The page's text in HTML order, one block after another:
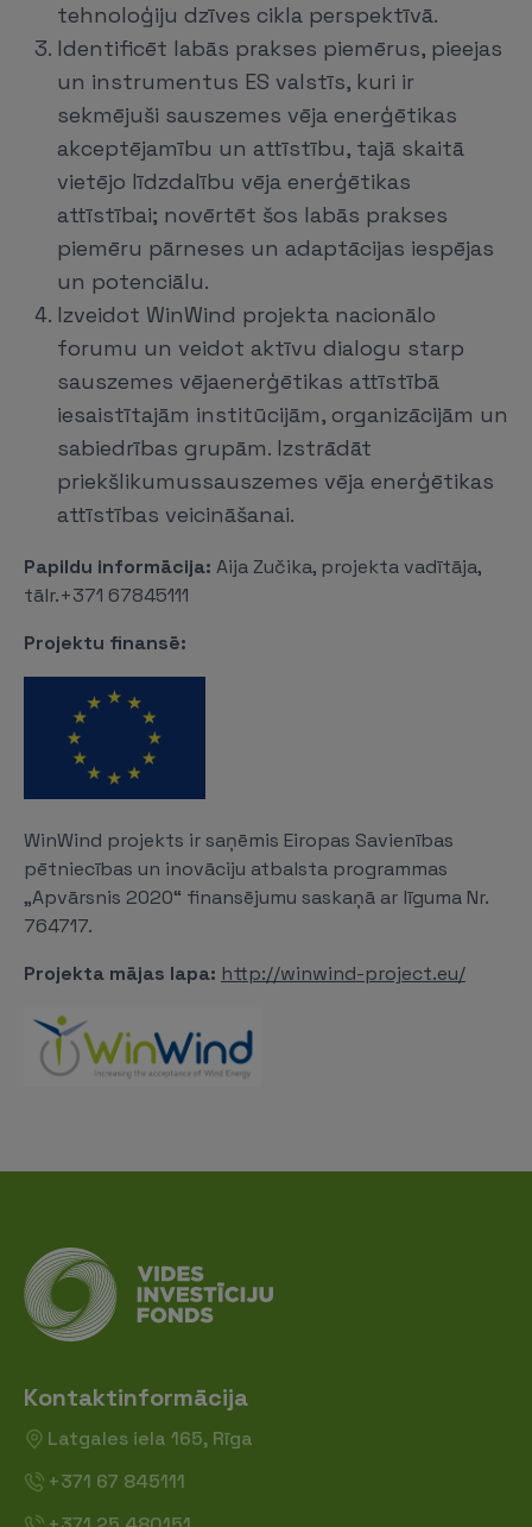
tehnoloģiju dzīves cikla perspektīvā.
Identificēt labās prakses piemērus, pieejas
un instrumentus ES valstīs, kuri ir
sekmējuši sauszemes vēja enerģētikas
akceptējamību un attīstību, tajā skaitā
vietējo līdzdalību vēja enerģētikas
attīstībai; novērtēt šos labās prakses
piemēru pārneses un adaptācijas iespējas
un potenciālu.
Izveidot WinWind projekta nacionālo
forumu un veidot aktīvu dialogu starp
sauszemes vējaenerģētikas attīstībā
iesaistītajām institūcijām, organizācijām un
sabiedrības grupām. Izstrādāt
priekšlikumussauszemes vēja enerģētikas
attīstības veicināšanai.
Papildu informācija: Aija Zučika, projekta vadītāja,
tālr.+371 67845111
Projektu finansē:
WinWind projekts ir saņēmis Eiropas Savienības
pētniecības un inovāciju atbalsta programmas
„Apvārsnis 2020“ finansējumu saskaņā ar līguma Nr.
764717.
Projekta mājas lapa: http://winwind-project.eu/
Kontaktinformācija
Latgales iela 165, Rīga
+371 67 845111